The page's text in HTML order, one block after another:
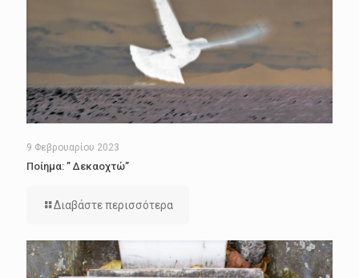
9 Φεβρουαρίου 2023
Ποίημα: ” Δεκαοχτώ”
Διαβάστε περισσότερα